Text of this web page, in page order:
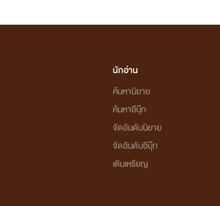
นักอ่าน
ค้นหานิยาย
ค้นหาอีบุ๊ก
จัดอันดับนิยาย
จัดอันดับอีบุ๊ก
เติมเหรียญ